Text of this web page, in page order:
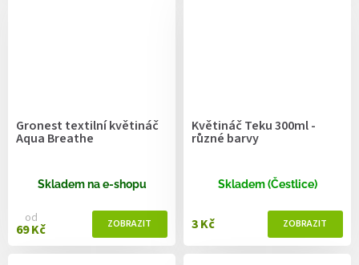
Gronest textilní květináč
Aqua Breathe
Skladem na e-shopu
od
69 Kč
Květináč Teku 300ml -
různé barvy
Skladem (Čestlice)
3 Kč